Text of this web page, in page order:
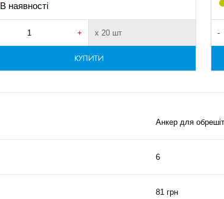
В наявності
+ х 20 шт
КУПИТИ
-
Анкер для
6
81 грн